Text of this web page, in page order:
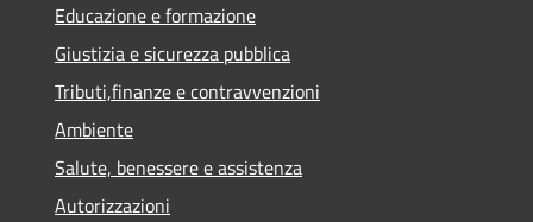
Educazione e formazione
Giustizia e sicurezza pubblica
Tributi,finanze e contravvenzioni
Ambiente
Salute, benessere e assistenza
Autorizzazioni